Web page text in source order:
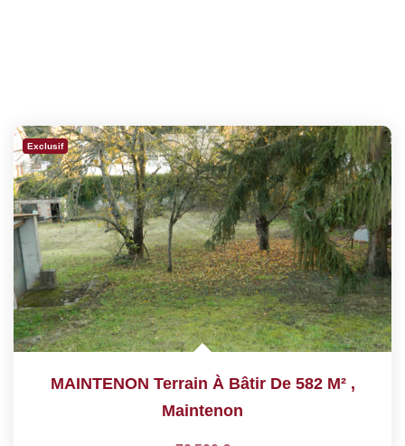
Exclusif
MAINTENON Terrain À Bâtir De 582 M² ,
Maintenon